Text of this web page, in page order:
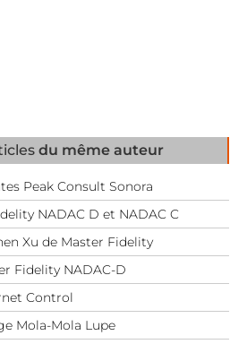
du même auteur
Peak Consult Sonora
NADAC D et NADAC C
Xu de Master Fidelity
Fidelity NADAC-D
Control
Mola-Mola Lupe